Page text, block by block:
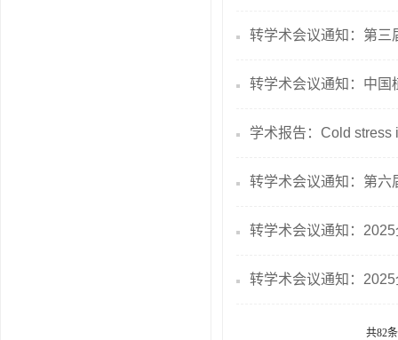
转学术会议通知：第三
转学术会议通知：中国
学术报告：Cold stress
转学术会议通知：第六
转学术会议通知：
转学术会议通知：
共82条